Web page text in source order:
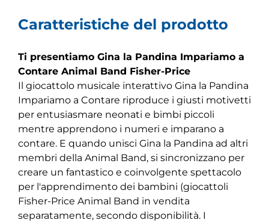
Caratteristiche del prodotto
Ti presentiamo Gina la Pandina Impariamo a
Contare Animal Band Fisher-Price
Il giocattolo musicale interattivo Gina la Pandina
Impariamo a Contare riproduce i giusti motivetti
per entusiasmare neonati e bimbi piccoli
mentre apprendono i numeri e imparano a
contare. E quando unisci Gina la Pandina ad altri
membri della Animal Band, si sincronizzano per
creare un fantastico e coinvolgente spettacolo
per l'apprendimento dei bambini (giocattoli
Fisher-Price Animal Band in vendita
separatamente, secondo disponibilità. I